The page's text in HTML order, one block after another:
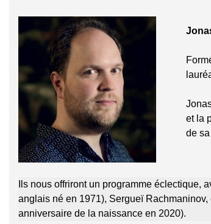
et la
de
Ils nous offriront un programme éclectique,
anglais né en 1971), Sergueï
anniversaire de la naissance en 2020).